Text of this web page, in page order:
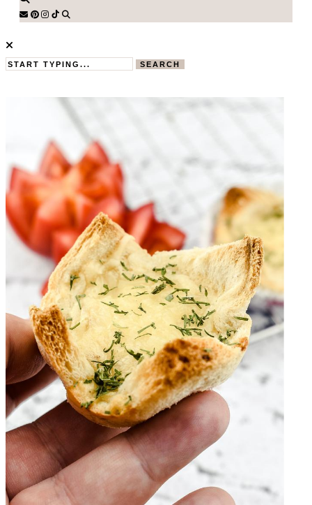
SEARCH